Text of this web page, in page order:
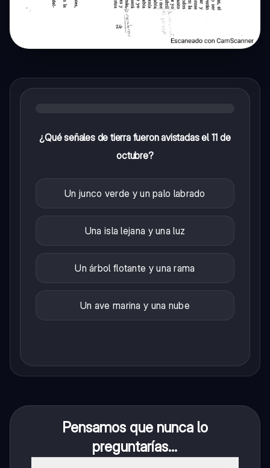
¿Qué señales de tierra fueron avistadas el 11 de
octubre?
Un junco verde y un palo labrado
Una isla lejana y una luz
Un árbol flotante y una rama
Un ave marina y una nube
Pensamos que nunca lo
preguntarías...